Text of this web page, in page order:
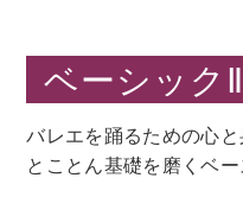
ベーシックⅡ
バレエを踊るための心と
とことん基礎を磨くベー